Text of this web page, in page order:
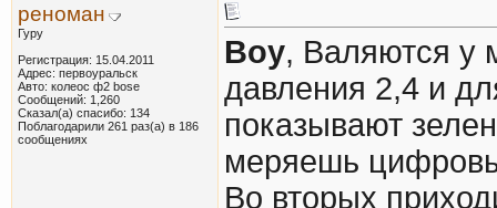
реноман
Гуру
Регистрация: 15.04.2011
Адрес: первоуральск
Авто: колеос ф2 bose
Сообщений: 1,260
Сказал(а) спасибо: 134
Поблагодарили 261 раз(а) в 186
сообщениях
Boy, Валяются у
давления 2,4 и
показывают
меряешь
Во вторых